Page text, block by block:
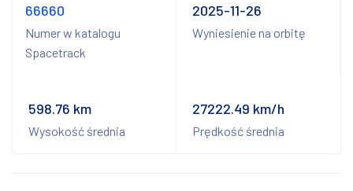
66660
Numer w katalogu
Spacetrack
2025-11-26
Wyniesienie na orbitę
598.76 km
Wysokość średnia
27222.49 km/h
Prędkość średnia